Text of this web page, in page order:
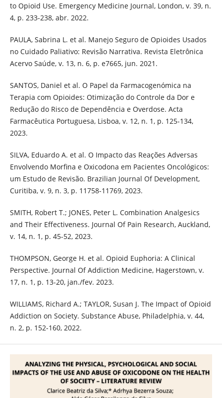
to Opioid Use. Emergency Medicine Journal, London, v. 39, n.
4, p. 233-238, abr. 2022.
PAULA, Sabrina L. et al. Manejo Seguro de Opioides Usados
no Cuidado Paliativo: Revisão Narrativa. Revista Eletrônica
Acervo Saúde, v. 13, n. 6, p. e7665, jun. 2021.
SANTOS, Daniel et al. O Papel da Farmacogenómica na
Terapia com Opioides: Otimização do Controle da Dor e
Redução do Risco de Dependência e Overdose. Acta
Farmacêutica Portuguesa, Lisboa, v. 12, n. 1, p. 125-134,
2023.
SILVA, Eduardo A. et al. O Impacto das Reações Adversas
Envolvendo Morfina e Oxicodona em Pacientes Oncológicos:
um Estudo de Revisão. Brazilian Journal Of Development,
Curitiba, v. 9, n. 3, p. 11758-11769, 2023.
SMITH, Robert T.; JONES, Peter L. Combination Analgesics
and Their Effectiveness. Journal Of Pain Research, Auckland,
v. 14, n. 1, p. 45-52, 2023.
THOMPSON, George H. et al. Opioid Euphoria: A Clinical
Perspective. Journal Of Addiction Medicine, Hagerstown, v.
17, n. 1, p. 13-20, jan./fev. 2023.
WILLIAMS, Richard A.; TAYLOR, Susan J. The Impact of Opioid
Addiction on Society. Substance Abuse, Philadelphia, v. 44,
n. 2, p. 152-160, 2022.